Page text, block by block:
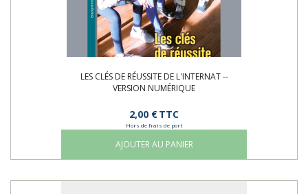
LES CLÉS DE RÉUSSITE DE L'INTERNAT --
VERSION NUMÉRIQUE
2,00 €TTC
Hors de frais de port
AJOUTER AU PANIER